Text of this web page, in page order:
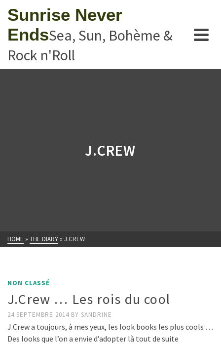
Sunrise Never
EndsSea, Sun, Bohème &
Rock n'Roll
J.CREW
HOME » THE DIARY » J.CREW
NON CLASSÉ
J.Crew … Les rois du cool
24 SEPTEMBRE 2014 BY SANDRINE
J.Crew a toujours, à mes yeux, les look books les plus cools …
Des looks que l’on a envie d’adopter là tout de suite